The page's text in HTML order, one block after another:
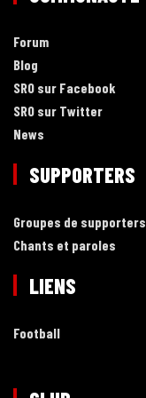
Forum
Blog
SRO sur Facebook
SRO sur Twitter
News
SUPPORTERS
Groupes de supporters
Chants et paroles
LIENS
Football